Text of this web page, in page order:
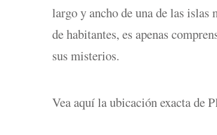
largo y ancho de una de las
de habitantes, es apenas
sus misterios.
Vea aquí la ubicación exacta de